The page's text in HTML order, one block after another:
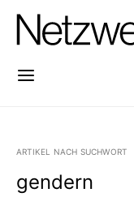
ARTIKEL NACH SUCHWORT
gendern